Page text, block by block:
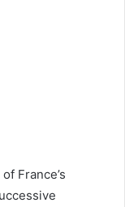
France’s